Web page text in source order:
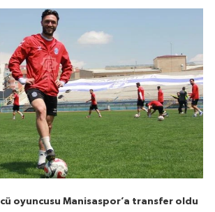
oyuncusu Manisaspor’a transfer oldu